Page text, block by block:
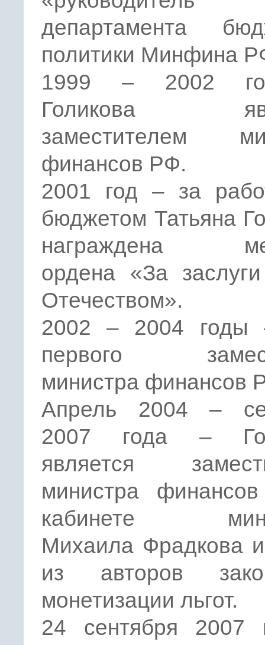
департамента
политики Минфина
1999 – 2002
Голикова
заместителем
финансов РФ.
2001 год – за
бюджетом Татьяна
награждена
ордена «За
Отечеством».
2002 – 2004 годы
первого
министра финансов
Апрель 2004 –
2007 года –
является
министра
кабинете
Михаила Фрадкова
из авторов
монетизации льгот.
24 сентября 2007